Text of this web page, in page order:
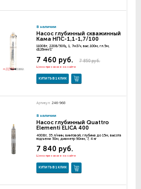
В наличии
Насос глубинный скважинный
Кама НПС-1,1-1,7/100
1100Вт, 220В/50Гц, 1, 7м3/ч, выс.100м, гл.5м,
d126мм/1"
7 850 руб.
7 460 руб.
Цена при заказе на сайте
КУПИТЬ В 1 КЛИК
Артикул: 246-968
В наличии
Насос глубинный Quattro
Elementi ELICA 400
400Вт, 35 л/мин, винтовой, глубина до 15м, высота
подъема 50м, диаметр 90мм, 7, 4 кг
7 840 руб.
Цена при заказе на сайте
КУПИТЬ В 1 КЛИК